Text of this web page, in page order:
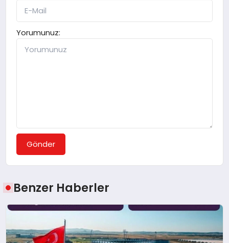
Yorumunuz:
Gönder
Benzer Haberler